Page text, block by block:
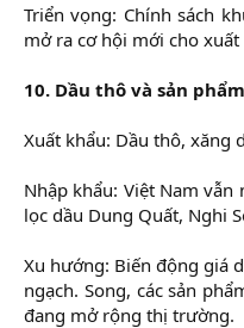
Triển vọng: Chính sách
mở ra cơ hội mới cho xuất
10. Dầu thô và sản
Xuất khẩu: Dầu thô, xăng
Nhập khẩu: Việt Nam
lọc dầu Dung Quất, Nghi
Xu hướng: Biến động giá
ngạch. Song, các sản
đang mở rộng thị trường.